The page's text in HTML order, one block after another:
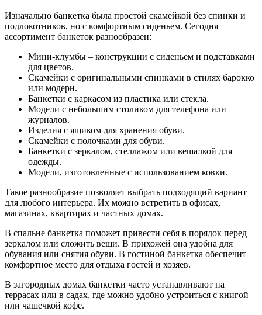
Изначально банкетка была простой скамейкой без спинки и
подлокотников, но с комфортным сиденьем. Сегодня
ассортимент банкеток разнообразен:
Мини-клумбы – конструкции с сиденьем и подставками
для цветов.
Скамейки с оригинальными спинками в стилях барокко
или модерн.
Банкетки с каркасом из пластика или стекла.
Модели с небольшим столиком для телефона или
журналов.
Изделия с ящиком для хранения обуви.
Скамейки с полочками для обуви.
Банкетки с зеркалом, стеллажом или вешалкой для
одежды.
Модели, изготовленные с использованием ковки.
Такое разнообразие позволяет выбрать подходящий вариант
для любого интерьера. Их можно встретить в офисах,
магазинах, квартирах и частных домах.
В спальне банкетка поможет привести себя в порядок перед
зеркалом или сложить вещи. В прихожей она удобна для
обувания или снятия обуви. В гостиной банкетка обеспечит
комфортное место для отдыха гостей и хозяев.
В загородных домах банкетки часто устанавливают на
террасах или в садах, где можно удобно устроиться с книгой
или чашечкой кофе.